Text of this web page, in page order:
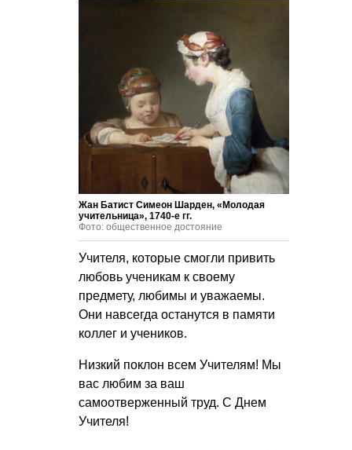
Жан Батист Симеон Шарден, «Молодая
учительница», 1740-е гг.
Фото: общественное достояние
Учителя, которые смогли привить
любовь ученикам к своему
предмету, любимы и уважаемы.
Они навсегда останутся в памяти
коллег и учеников.
Низкий поклон всем Учителям! Мы
вас любим за ваш
самоотверженный труд. С Днем
Учителя!